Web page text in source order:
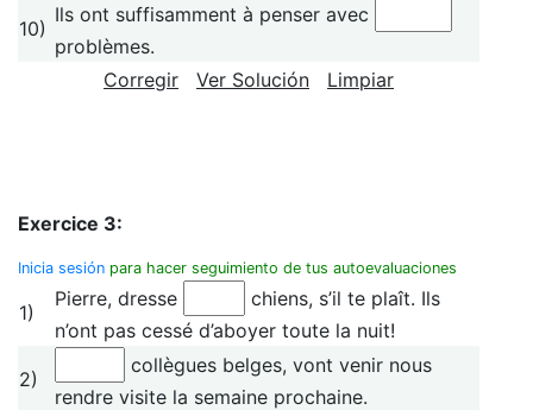
10)
Ils ont suffisamment à penser avec
problèmes.
Corregir
Ver Solución Limpiar
Exercice 3:
Inicia sesión para hacer seguimiento de tus autoevaluaciones
1)
Pierre, dresse
chiens, s’il te plaît. Ils
n’ont pas cessé d’aboyer toute la nuit!
2)
collègues belges, vont venir nous
rendre visite la semaine prochaine.